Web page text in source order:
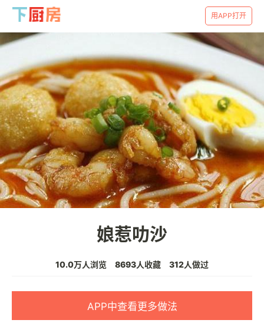
用APP打开
娘惹叻沙
10.0万人浏览 8693人收藏 312人做过
APP中查看更多做法